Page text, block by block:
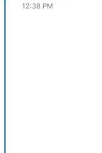
8859-1
12:38 PM